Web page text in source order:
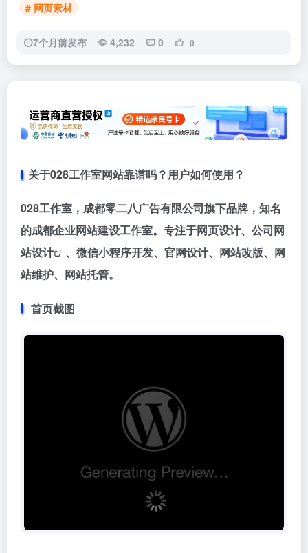
# 网页素材
7个月前发布 4,232 0 0
关于028工作室网站靠谱吗？用户如何使用？
028工作室，成都零二八广告有限公司旗下品牌，知名
的成都企业网站建设工作室。专注于网页设计、公司网
站设计
、微信小程序开发、官网设计、网站改版、网
站维护、网站托管。
首页截图